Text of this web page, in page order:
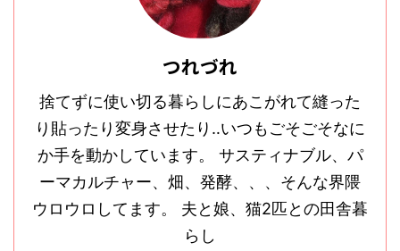
つれづれ
捨てずに使い切る暮らしにあこがれて縫った
り貼ったり変身させたり‥いつもごそごそなに
か手を動かしています。 サスティナブル、パ
ーマカルチャー、畑、発酵、、、そんな界隈
ウロウロしてます。 夫と娘、猫2匹との田舎暮
らし